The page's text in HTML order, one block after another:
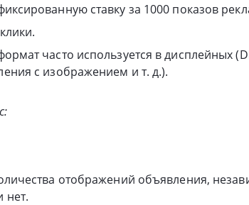
ставку за 1000 показов
часто используется в дисплейных
с изображением и т. д.).
отображений объявления,
нет.